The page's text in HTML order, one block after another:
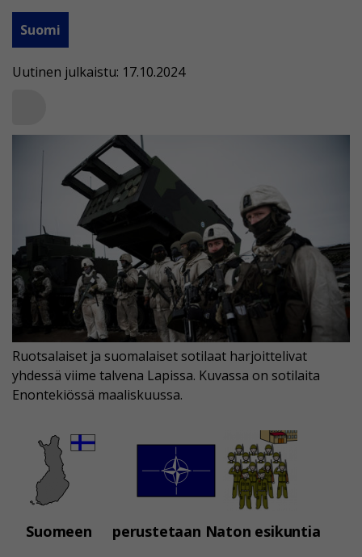
Suomi
Uutinen julkaistu: 17.10.2024
Suomeen perustetaan Naton esikuntia
Ruotsalaiset ja suomalaiset sotilaat harjoittelivat
yhdessä viime talvena Lapissa. Kuvassa on sotilaita
Enontekiössä maaliskuussa.